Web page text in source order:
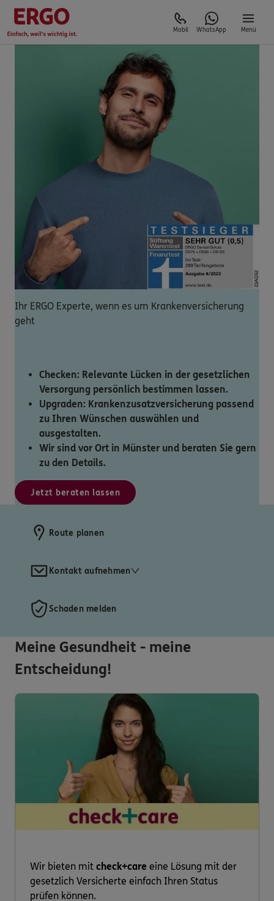
Mobil WhatsApp Menü
Ihr ERGO Experte, wenn es um Krankenversicherung
geht
Checken: Relevante Lücken in der gesetzlichen
Versorgung persönlich bestimmen lassen.
Upgraden: Krankenzusatzversicherung passend
zu Ihren Wünschen auswählen und
ausgestalten.
Wir sind vor Ort in Münster und beraten Sie gern
zu den Details.
Jetzt beraten lassen
Route planen
Kontakt aufnehmen
Schaden melden
Meine Gesundheit - meine
Entscheidung!
Wir bieten mit check+care eine Lösung mit der
gesetzlich Versicherte einfach Ihren Status
prüfen können.